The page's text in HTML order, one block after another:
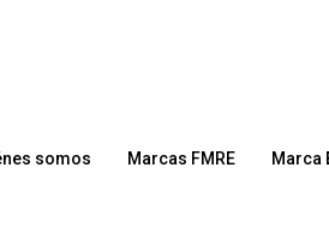
somos Marcas FMRE Marca